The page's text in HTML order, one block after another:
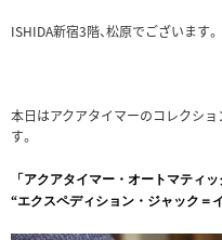
ISHIDA新宿3階、松原でございます。
本日はアクアタイマーのコレクシ
す。
「アクアタイマー・オートマティッ
“エクスペディション・ジャック＝